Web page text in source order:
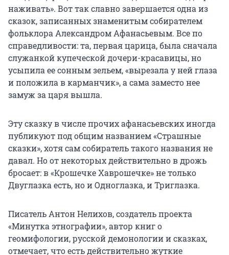
наживать». Вот так славно завершается одна из
сказок, записанных знаменитым собирателем
фольклора Александром Афанасьевым. Все по
справедливости: та, первая царица, была сначала
служанкой купеческой дочери-красавицы, но
усыпила ее сонным зельем, «вырезала у ней глаза
и положила в карманчик», а сама заместо нее
замуж за царя вышла.
Эту сказку в числе прочих афанасьевских иногда
публикуют под общим названием «Страшные
сказки», хотя сам собиратель такого названия не
давал. Но от некоторых действительно в дрожь
бросает: в «Крошечке Хаврошечке» не только
Двуглазка есть, но и Одноглазка, и Триглазка.
Писатель Антон Нелихов, создатель проекта
«Минутка этнографии», автор книг о
геомифологии, русской демонологии и сказках,
отмечает, что есть действительно жуткие